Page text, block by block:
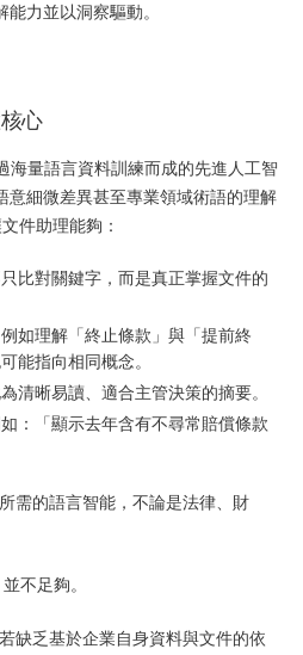
力並以洞察驅動。
心
海量語言資料訓練而成的先進人工智
意細微差異甚至專業領域術語的理解
件助理能夠：
比對關鍵字，而是真正掌握文件的
如理解「終止條款」與「提前終
能指向相同概念。
清晰易讀、適合主管決策的摘要。
：「顯示去年含有不尋常賠償條款
需的語言智能，不論是法律、財
不足夠。
缺乏基於企業自身資料與文件的依